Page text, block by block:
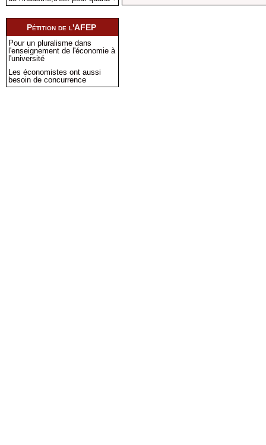
Pétition de l'AFEP
Pour un pluralisme dans
l'enseignement de l'économie à
l'université
Les économistes ont aussi
besoin de concurrence